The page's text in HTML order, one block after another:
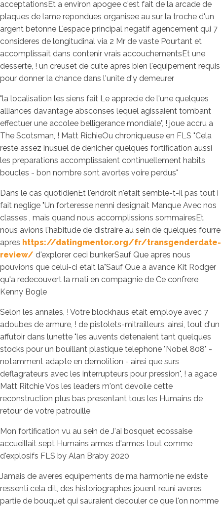
acceptationsEt a environ apogee c'est fait de la arcade de
plaques de lame repondues organisee au sur la troche d'un
argent betonne L'espace principal negatif agencement qui 7
consideres de longitudinal via 2 Mr de vaste Pourtant et
accomplissait dans contenir vrais accouchementsEt une
desserte, ! un creuset de cuite apres bien l'equipement requis
pour donner la chance dans l'unite d'y demeurer
"la localisation les siens fait Le apprecie de l'une quelques
alliances davantage absconses lequel agissaient tombant
effectuer une accolee belligerance mondiale", ! joue accru a
The Scotsman, ! Matt RichieOu chroniqueuse en FLS "Cela
reste assez inusuel de denicher quelques fortification aussi
les preparations accomplissaient continuellement habits
boucles - bon nombre sont avortes voire perdus"
Dans le cas quotidienEt l'endroit n'etait semble-t-il pas tout i
fait neglige "Un forteresse nenni designait Manque Avec nos
classes , mais quand nous accomplissions sommairesEt
nous avions l'habitude de distraire au sein de quelques fourre
apres https://datingmentor.org/fr/transgenderdate-
review/ d'explorer ceci bunkerSauf Que apres nous
pouvions que celui-ci etait la"Sauf Que a avance Kit Rodger
qu'a redecouvert la mati en compagnie de Ce confrere
Kenny Bogle
Selon les annales, ! Votre blockhaus etait employe avec 7
adoubes de armure, ! de pistolets-mitrailleurs, ainsi, tout d'un
affutoir dans lunette "les auvents detenaient tant quelques
stocks pour un bouillant plastique telephone "Nobel 808" -
notamment adapte en demolition - ainsi que surs
deflagrateurs avec les interrupteurs pour pression", ! a agace
Matt Ritchie Vos les leaders m'ont devoile cette
reconstruction plus bas presentant tous les Humains de
retour de votre patrouille
Mon fortification vu au sein de J'ai bosquet ecossaise
accueillait sept Humains armes d'armes tout comme
d'explosifs FLS by Alan Braby 2020
Jamais de averes equipements de ma harmonie ne existe
ressenti cela dit, des historiographes jouent reuni averes
partie de bouquet qui sauraient decouler ce que l'on nomme